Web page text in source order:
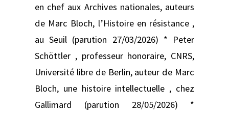
en chef aux Archives nationales, auteurs
de Marc Bloch, l’Histoire en résistance ,
au Seuil (parution 27/03/2026) * Peter
Schöttler , professeur honoraire, CNRS,
Université libre de Berlin, auteur de Marc
Bloch, une histoire intellectuelle , chez
Gallimard (parution 28/05/2026) *